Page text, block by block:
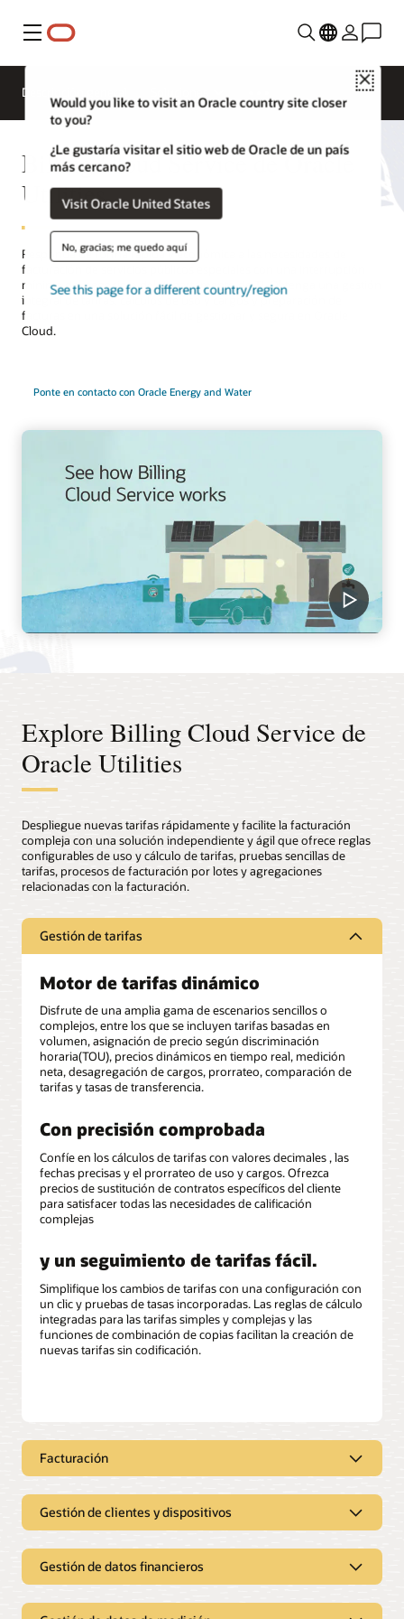
Menú
Close
Would you like to visit an Oracle country site closer
to you?
¿Le gustaría visitar el sitio web de Oracle de un país
más cercano?
Visit Oracle United States
No, gracias; me quedo aquí
See this page for a different country/region
Descripción general
Billing Cloud Service de Oracle
Utilities
Responda de forma rápida y económica a las necesidades de
facturación de servicios públicos especiales con una interrupción
mínima del negocio o del departamento de TI. Obtenga una gestión
integral de tarifas, cálculos de uso y cargos y preparación de
facturas en una solución fácil de gestionar y segura en Oracle
Cloud.
Ponte en contacto con Oracle Energy and Water
Explore Billing Cloud Service de
Oracle Utilities
Despliegue nuevas tarifas rápidamente y facilite la facturación
compleja con una solución independiente y ágil que ofrece reglas
configurables de uso y cálculo de tarifas, pruebas sencillas de
tarifas, procesos de facturación por lotes y agregaciones
relacionadas con la facturación.
Gestión de tarifas
Motor de tarifas dinámico
Disfrute de una amplia gama de escenarios sencillos o
complejos, entre los que se incluyen tarifas basadas en
volumen, asignación de precio según discriminación
horaria(TOU), precios dinámicos en tiempo real, medición
neta, desagregación de cargos, prorrateo, comparación de
tarifas y tasas de transferencia.
Con precisión comprobada
Confíe en los cálculos de tarifas con valores decimales , las
fechas precisas y el prorrateo de uso y cargos. Ofrezca
precios de sustitución de contratos específicos del cliente
para satisfacer todas las necesidades de calificación
complejas
y un seguimiento de tarifas fácil.
Simplifique los cambios de tarifas con una configuración con
un clic y pruebas de tasas incorporadas. Las reglas de cálculo
integradas para las tarifas simples y complejas y las
funciones de combinación de copias facilitan la creación de
nuevas tarifas sin codificación.
Facturación
Facturación rápida y flexible
Despliegue, configure e inicie la facturación
rápidamente con una biblioteca de funciones de
facturación y tarifas preconfiguradas para escenarios
Gestión de clientes y dispositivos
Capture todos los datos maestros
Gestión de datos financieros